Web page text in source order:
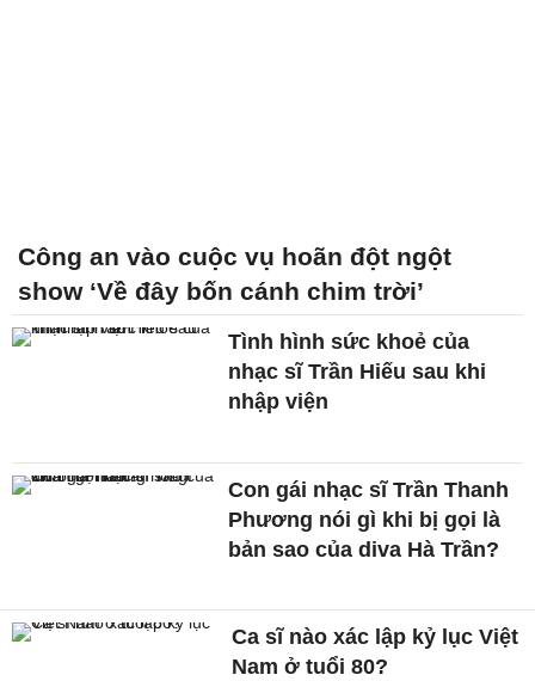
Công an vào cuộc vụ hoãn đột ngột
show ‘Về đây bốn cánh chim trời’
Tình hình sức khoẻ của
nhạc sĩ Trần Hiếu sau khi
nhập viện
Con gái nhạc sĩ Trần Thanh
Phương nói gì khi bị gọi là
bản sao của diva Hà Trần?
Ca sĩ nào xác lập kỷ lục Việt
Nam ở tuổi 80?